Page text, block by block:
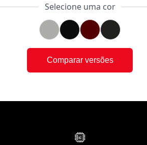
Selecione uma cor
Comparar versões